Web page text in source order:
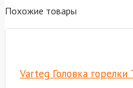
Похожие товары
Varteg Головка